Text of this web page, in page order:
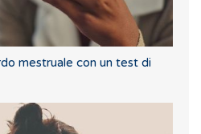
mestruale con un test di